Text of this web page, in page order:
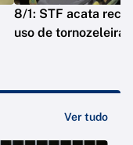
8/1: STF acata
uso de tornozeleira
Ver tudo